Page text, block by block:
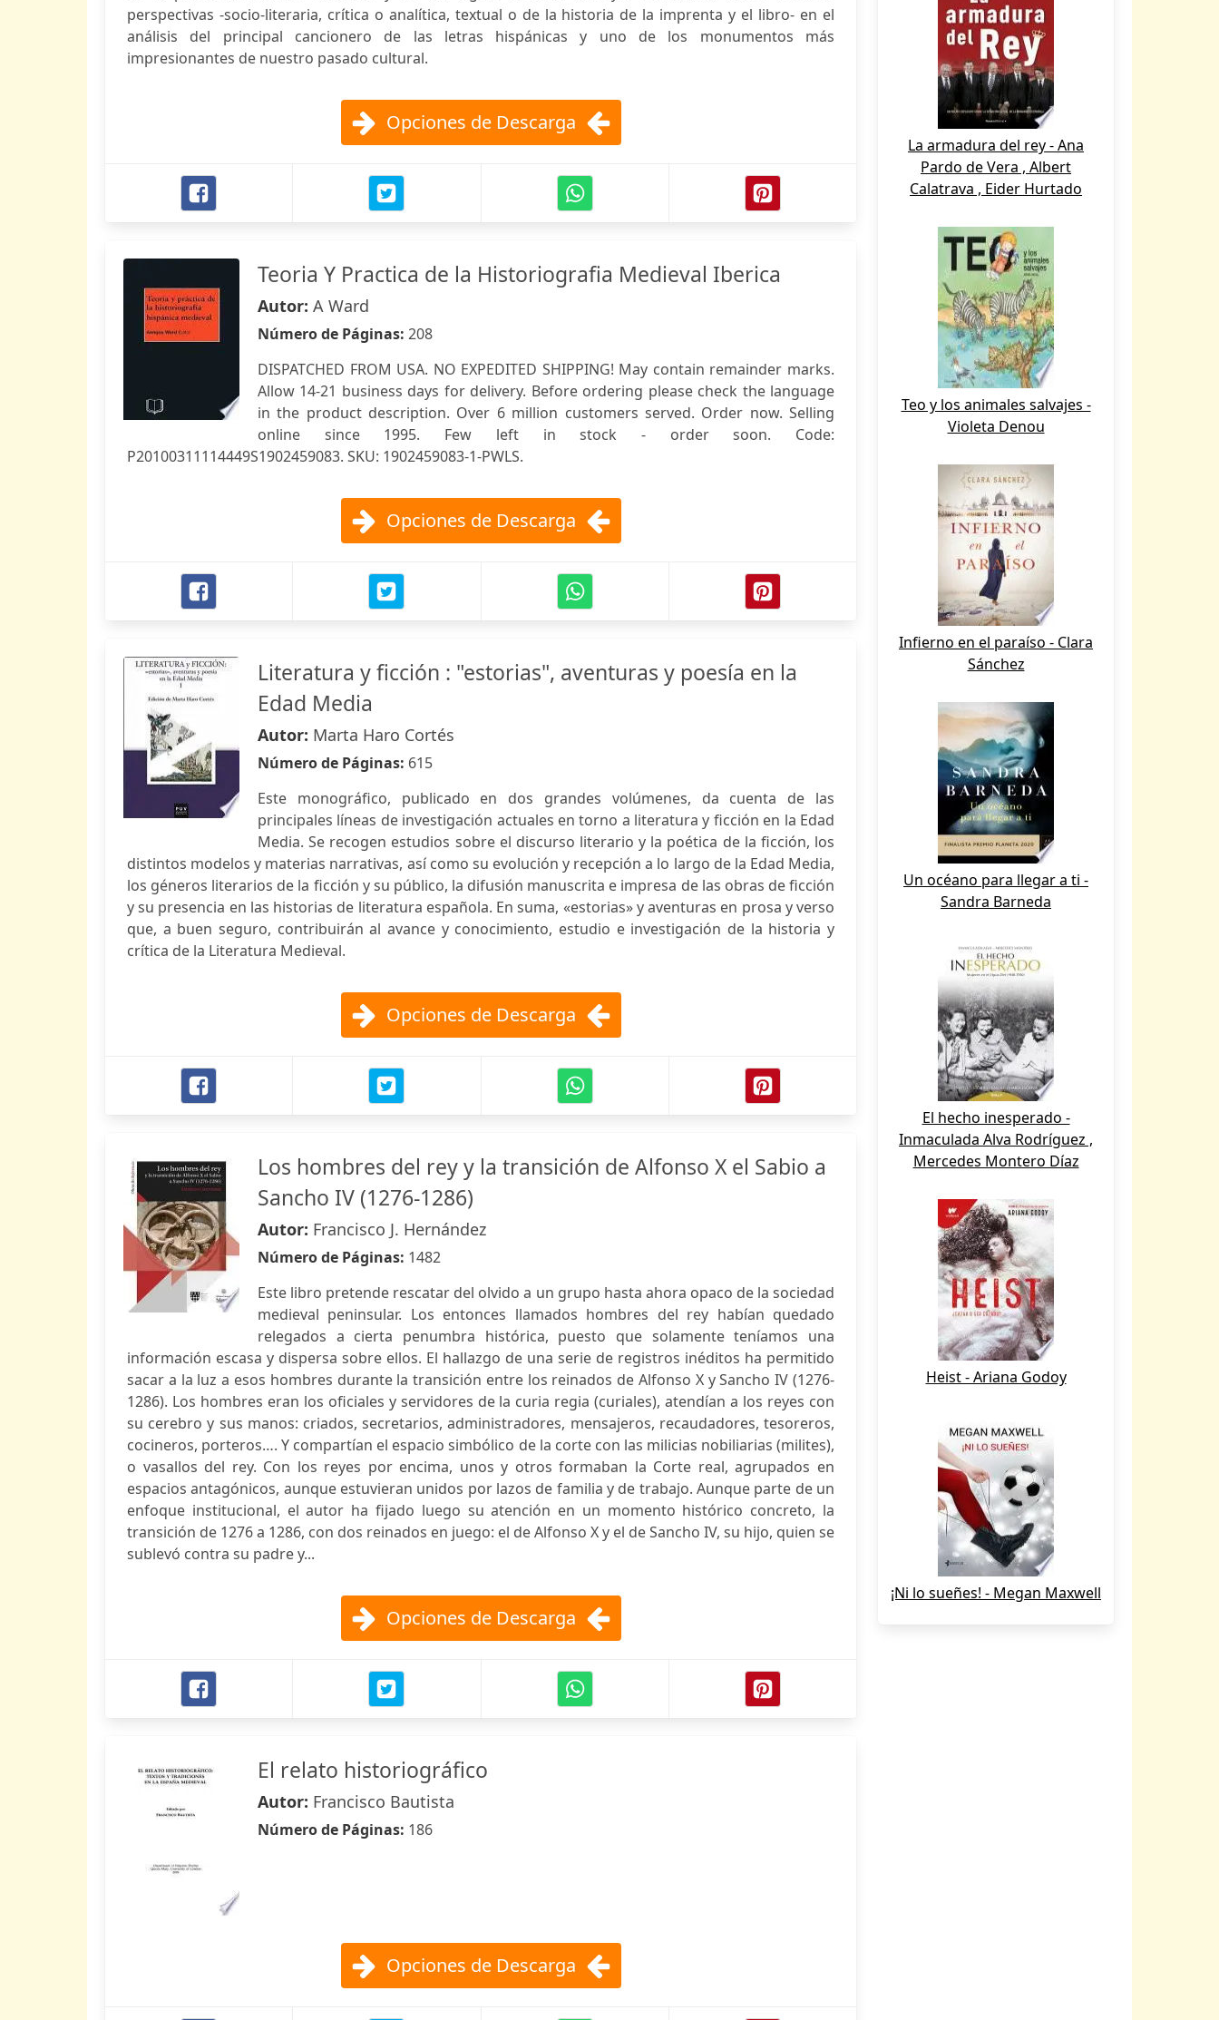
perspectivas -socio-literaria, crítica o analítica, textual o de la historia de la imprenta y el libro- en el
análisis del principal cancionero de las letras hispánicas y uno de los monumentos más
impresionantes de nuestro pasado cultural.
Opciones de Descarga
Teoria Y Practica de la Historiografia Medieval Iberica
Autor: A Ward
Número de Páginas: 208
DISPATCHED FROM USA. NO EXPEDITED SHIPPING! May contain remainder marks.
Allow 14-21 business days for delivery. Before ordering please check the language
in the product description. Over 6 million customers served. Order now. Selling
online since 1995. Few left in stock - order soon. Code:
P20100311114449S1902459083. SKU: 1902459083-1-PWLS.
Opciones de Descarga
Literatura y ficción : "estorias", aventuras y poesía en la
Edad Media
Autor: Marta Haro Cortés
Número de Páginas: 615
Este monográfico, publicado en dos grandes volúmenes, da cuenta de las
principales líneas de investigación actuales en torno a literatura y ficción en la Edad
Media. Se recogen estudios sobre el discurso literario y la poética de la ficción, los
distintos modelos y materias narrativas, así como su evolución y recepción a lo largo de la Edad Media,
los géneros literarios de la ficción y su público, la difusión manuscrita e impresa de las obras de ficción
y su presencia en las historias de literatura española. En suma, «estorias» y aventuras en prosa y verso
que, a buen seguro, contribuirán al avance y conocimiento, estudio e investigación de la historia y
crítica de la Literatura Medieval.
Opciones de Descarga
Los hombres del rey y la transición de Alfonso X el Sabio a
Sancho IV (1276-1286)
Autor: Francisco J. Hernández
Número de Páginas: 1482
Este libro pretende rescatar del olvido a un grupo hasta ahora opaco de la sociedad
medieval peninsular. Los entonces llamados hombres del rey habían quedado
relegados a cierta penumbra histórica, puesto que solamente teníamos una
información escasa y dispersa sobre ellos. El hallazgo de una serie de registros inéditos ha permitido
sacar a la luz a esos hombres durante la transición entre los reinados de Alfonso X y Sancho IV (1276-
1286). Los hombres eran los oficiales y servidores de la curia regia (curiales), atendían a los reyes con
su cerebro y sus manos: criados, secretarios, administradores, mensajeros, recaudadores, tesoreros,
cocineros, porteros…. Y compartían el espacio simbólico de la corte con las milicias nobiliarias (milites),
o vasallos del rey. Con los reyes por encima, unos y otros formaban la Corte real, agrupados en
espacios antagónicos, aunque estuvieran unidos por lazos de familia y de trabajo. Aunque parte de un
enfoque institucional, el autor ha fijado luego su atención en un momento histórico concreto, la
transición de 1276 a 1286, con dos reinados en juego: el de Alfonso X y el de Sancho IV, su hijo, quien se
sublevó contra su padre y...
Opciones de Descarga
El relato historiográfico
Autor: Francisco Bautista
Número de Páginas: 186
Opciones de Descarga
La armadura del rey - Ana
Pardo de Vera , Albert
Calatrava , Eider Hurtado
Teo y los animales salvajes -
Violeta Denou
Infierno en el paraíso - Clara
Sánchez
Un océano para llegar a ti -
Sandra Barneda
El hecho inesperado -
Inmaculada Alva Rodríguez ,
Mercedes Montero Díaz
Heist - Ariana Godoy
¡Ni lo sueñes! - Megan Maxwell